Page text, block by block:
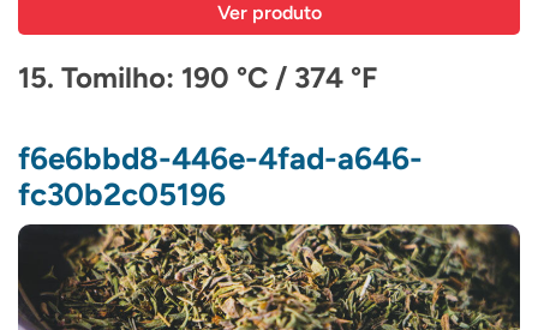
Ver produto
15. Tomilho: 190 °C / 374 °F
f6e6bbd8-446e-4fad-a646-
fc30b2c05196